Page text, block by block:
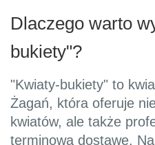
Dlaczego warto
bukiety"?
"Kwiaty-bukiety" to
Żagań, która oferuje
kwiatów, ale także
terminową dostawę.